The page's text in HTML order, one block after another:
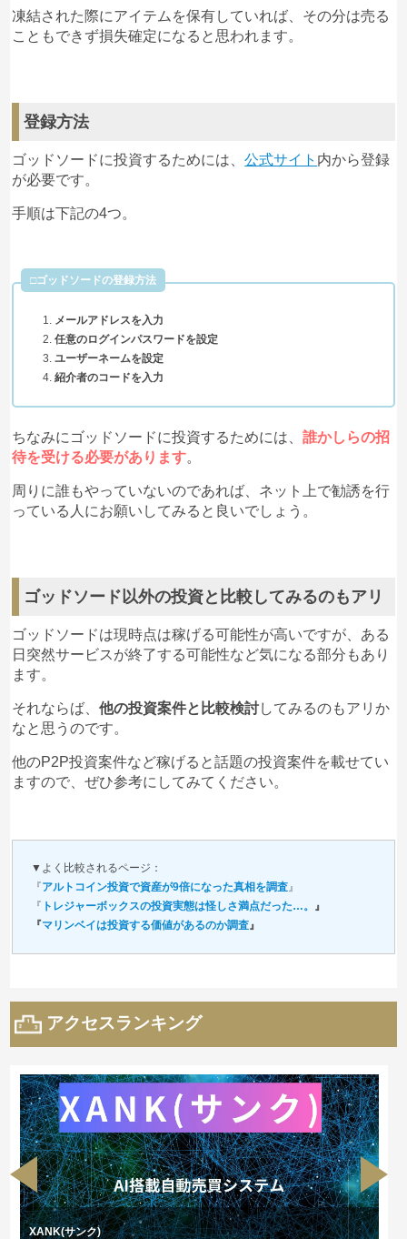
凍結された際にアイテムを保有していれば、その分は売る
こともできず損失確定になると思われます。
登録方法
ゴッドソードに投資するためには、公式サイト 内から登録
が必要です。
手順は下記の4つ。
□ゴッドソードの登録方法
メールアドレスを入力
任意のログインパスワードを設定
ユーザーネームを設定
紹介者のコードを入力
ちなみにゴッドソードに投資するためには、誰かしらの招
待を受ける必要があります。
周りに誰もやっていないのであれば、ネット上で勧誘を行
っている人にお願いしてみると良いでしょう。
ゴッドソード以外の投資と比較してみるのもアリ
ゴッドソードは現時点は稼げる可能性が高いですが、ある
日突然サービスが終了する可能性など気になる部分もあり
ます。
それならば、他の投資案件と比較検討してみるのもアリか
なと思うのです。
他のP2P投資案件など稼げると話題の投資案件を載せてい
ますので、ぜひ参考にしてみてください。
▼よく比較されるページ：
『アルトコイン投資で資産が9倍になった真相を調査』
『 トレジャーボックスの投資実態は怪しさ満点だった…。 』
『マリンベイは投資する価値があるのか調査』
アクセスランキング
XANK(サンク)